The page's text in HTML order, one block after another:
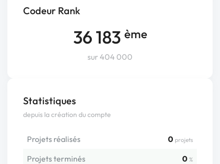
Codeur Rank
36 183 ème
sur 404 000
Statistiques
depuis la création du compte
Projets réalisés 0 projets
Projets terminés 0 %